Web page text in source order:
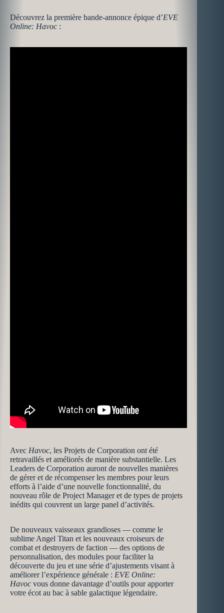
Découvrez la première bande-annonce épique d’EVE
Online: Havoc :
Avec Havoc, les Projets de Corporation ont été
retravaillés et améliorés de manière substantielle. Les
Leaders de Corporation auront de nouvelles manières
de gérer et de récompenser les membres pour leurs
efforts à l’aide d’une nouvelle fonctionnalité, du
nouveau rôle de Project Manager et de types de projets
inédits qui couvrent un large panel d’activités.
De nouveaux vaisseaux grandioses — comme le
sublime Angel Titan et les nouveaux croiseurs de
combat et destroyers de faction — des options de
personnalisation, des modules pour faciliter la
découverte du jeu et une série d’ajustements visant à
améliorer l’expérience générale : EVE Online:
Havoc vous donne davantage d’outils pour apporter
votre écot au bac à sable galactique légendaire.